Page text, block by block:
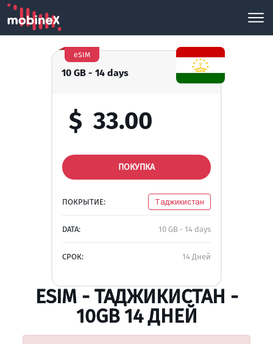
10 GB - 14 days
eSIM
$ 33.00
ПОКУПКА
ПОКРЫТИЕ: Таджикистан
DATA: 10 GB - 14 days
СРОК: 14 Дней
ESIM - ТАДЖИКИСТАН -
10GB 14 ДНЕЙ